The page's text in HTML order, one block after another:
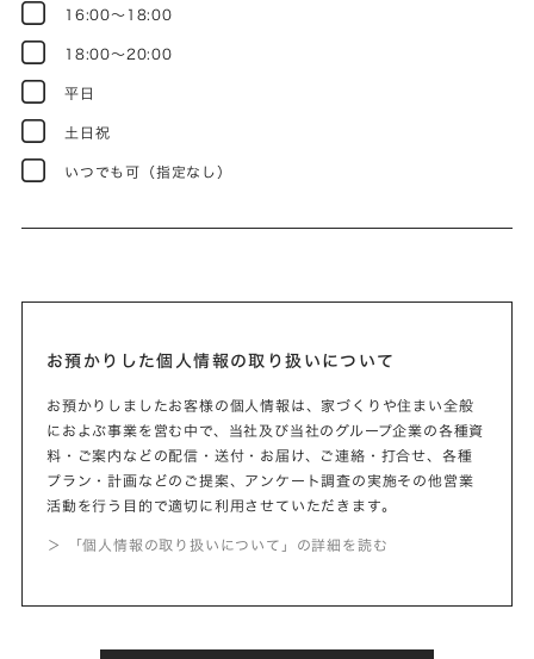
16:00～18:00
18:00～20:00
平日
土日祝
いつでも可（指定なし）
お預かりした個人情報の取り扱いについて
お預かりしましたお客様の個人情報は、家づくりや住まい全般
におよぶ事業を営む中で、当社及び当社のグループ企業の各種資
料・ご案内などの配信・送付・お届け、ご連絡・打合せ、各種
プラン・計画などのご提案、アンケート調査の実施その他営業
活動を行う目的で適切に利用させていただきます。
＞ 「個人情報の取り扱いについて」の詳細を読む